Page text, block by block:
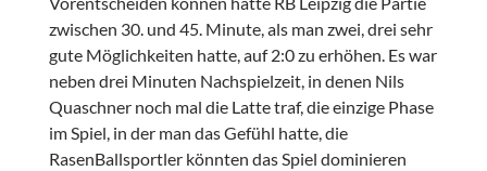
zwischen 30. und 45. Minute, als man zwei, drei sehr
gute Möglichkeiten hatte, auf 2:0 zu erhöhen. Es war
neben drei Minuten Nachspielzeit, in denen Nils
Quaschner noch mal die Latte traf, die einzige Phase
im Spiel, in der man das Gefühl hatte, die
RasenBallsportler könnten das Spiel dominieren